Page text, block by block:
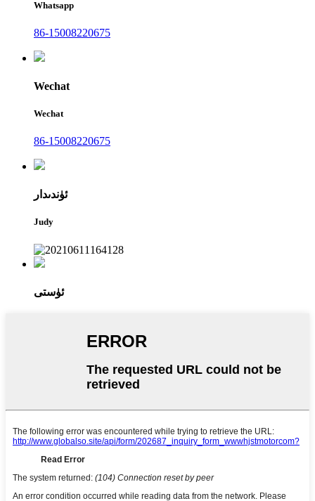
Whatsapp
86-15008220675
Wechat
Wechat
86-15008220675
ئۈندىدار
Judy
ئۈستى